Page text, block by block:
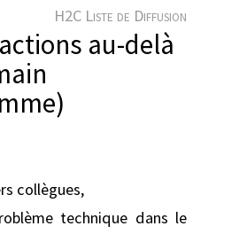
H2C Liste de Diffusion
au-delà
collègues,
technique dans le